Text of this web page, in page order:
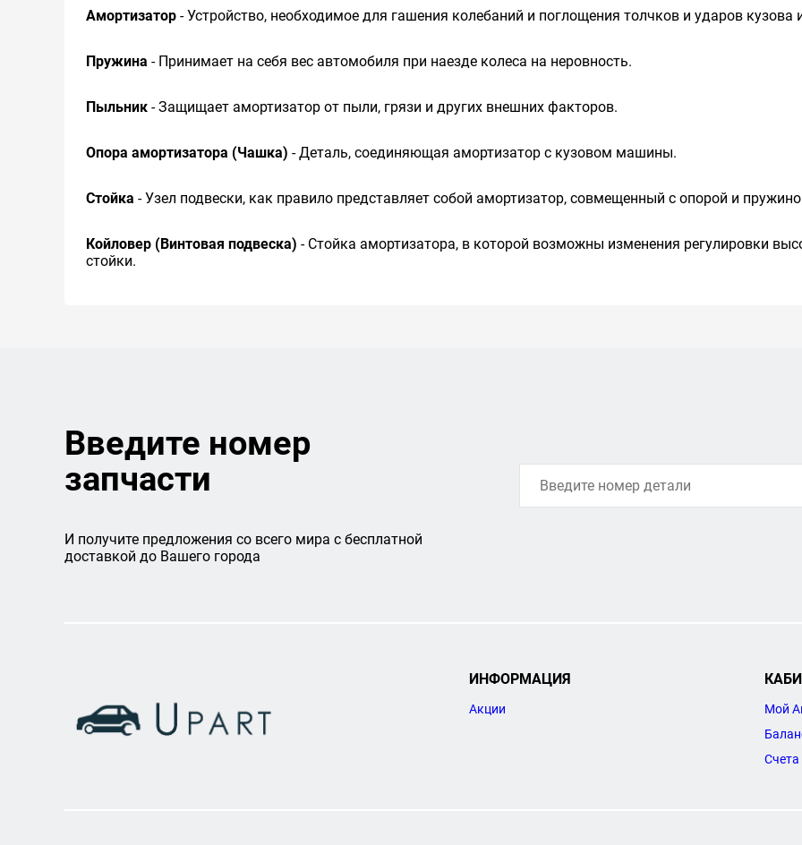
Амортизатор - Устройство, необходимое для гашения колебаний и поглощения толчков и ударов кузова
Пружина - Принимает на себя вес автомобиля при наезде колеса на неровность.
Пыльник - Защищает амортизатор от пыли, грязи и других внешних факторов.
Опора амортизатора (Чашка) - Деталь, соединяющая амортизатор с кузовом машины.
Стойка - Узел подвески, как правило представляет собой амортизатор, совмещенный с опорой и
Койловер (Винтовая подвеска) - Стойка амортизатора, в которой возможны изменения регулировки
стойки.
Введите номер
запчасти
И получите предложения со всего мира с бесплатной
доставкой до Вашего города
ИНФОРМАЦИЯ
Акции
Мой
Счета